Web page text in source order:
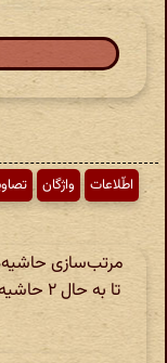
اطّلاعات واژگان
مرتب‌سازی
تا به حال ۲ حاشیه برای این شعر نوشته شده است.